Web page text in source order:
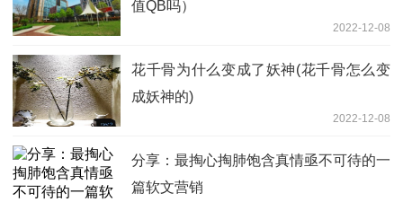
值QB吗）
2022-12-08
花千骨为什么变成了妖神(花千骨怎么变
成妖神的)
2022-12-08
分享：最掏心掏肺饱含真情亟不可待的一
篇软文营销